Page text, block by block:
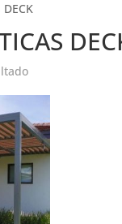
DECK